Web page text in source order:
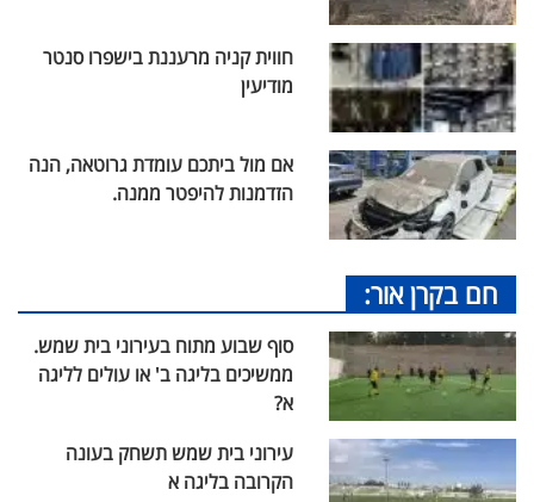
חווית קניה מרעננת בישפרו סנטר
מודיעין
אם מול ביתכם עומדת גרוטאה, הנה
הזדמנות להיפטר ממנה.
חם בקרן אור:
סוף שבוע מתוח בעירוני בית שמש.
ממשיכים בליגה ב' או עולים לליגה
א?
עירוני בית שמש תשחק בעונה
הקרובה בליגה א